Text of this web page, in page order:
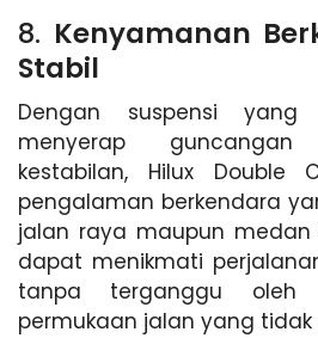
8. Kenyamanan
Stabil
Dengan suspensi yang
menyerap
kestabilan, Hilux Double
pengalaman berkendara
jalan raya maupun medan
dapat menikmati
tanpa terganggu oleh
permukaan jalan yang tidak